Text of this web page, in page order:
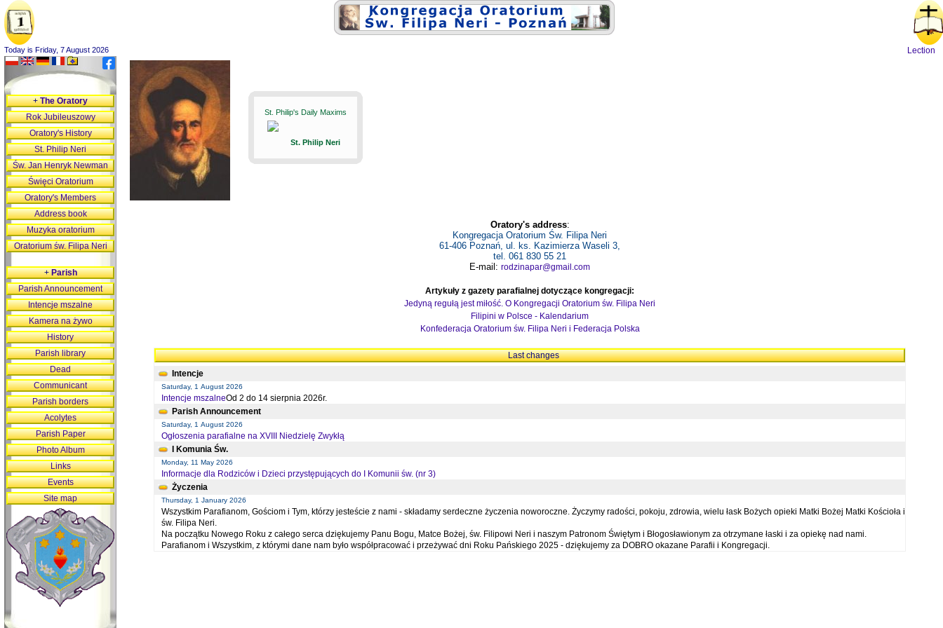
Today is Friday, 7 August 2026 Lection
St. Philip's Daily Maxims
St. Philip Neri
Oratory's address:
Kongregacja Oratorium Św. Filipa Neri
61-406 Poznań, ul. ks. Kazimierza Waseli 3,
tel. 061 830 55 21
E-mail: rodzinapar@gmail.com
Artykuły z gazety parafialnej dotyczące kongregacji:
Jedyną regułą jest miłość. O Kongregacji Oratorium św. Filipa Neri
Filipini w Polsce - Kalendarium
Konfederacja Oratorium św. Filipa Neri i Federacja Polska
Last changes
Intencje
Saturday, 1 August 2026
Intencje mszalneOd 2 do 14 sierpnia 2026r.
Parish Announcement
Saturday, 1 August 2026
Ogłoszenia parafialne na XVIII Niedzielę Zwykłą
I Komunia Św.
Monday, 11 May 2026
Informacje dla Rodziców i Dzieci przystępujących do I Komunii św. (nr 3)
Życzenia
Thursday, 1 January 2026
Wszystkim Parafianom, Gościom i Tym, którzy jesteście z nami - składamy serdeczne życzenia noworoczne. Życzymy radości, pokoju, zdrowia, wielu łask Bożych opieki Matki Bożej Matki Kościoła i
św. Filipa Neri.
Na początku Nowego Roku z całego serca dziękujemy Panu Bogu, Matce Bożej, św. Filipowi Neri i naszym Patronom Świętym i Błogosławionym za otrzymane łaski i za opiekę nad nami.
Parafianom i Wszystkim, z którymi dane nam było współpracować i przeżywać dni Roku Pańskiego 2025 - dziękujemy za DOBRO okazane Parafii i Kongregacji.
+The Oratory
Rok Jubileuszowy
Oratory's History
St. Philip Neri
Św. Jan Henryk Newman
Święci Oratorium
Oratory's Members
Address book
Muzyka oratorium
Oratorium św. Filipa Neri
+Parish
Parish Announcement
Intencje mszalne
Kamera na żywo
History
Parish library
Dead
Communicant
Parish borders
Acolytes
Parish Paper
Photo Album
Links
Events
Site map